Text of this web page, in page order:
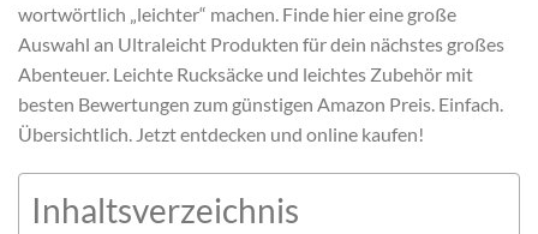
wortwörtlich „leichter“ machen. Finde hier eine große
Auswahl an Ultraleicht Produkten für dein nächstes großes
Abenteuer. Leichte Rucksäcke und leichtes Zubehör mit
besten Bewertungen zum günstigen Amazon Preis. Einfach.
Übersichtlich. Jetzt entdecken und online kaufen!
Inhaltsverzeichnis